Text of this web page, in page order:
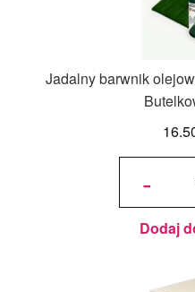
Jadalny barwnik
-
ilość
olejowy
Food
Zielony
Butelkowy
Dodaj